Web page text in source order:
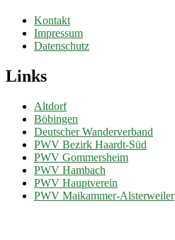
Kontakt
Impressum
Datenschutz
Links
Altdorf
Böbingen
Deutscher Wanderverband
PWV Bezirk Haardt-Süd
PWV Gommersheim
PWV Hambach
PWV Hauptverein
PWV Maikammer-Alsterweiler